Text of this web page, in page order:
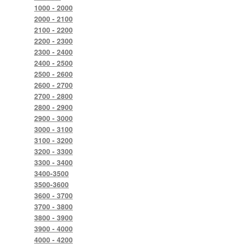
1000 - 2000
2000 - 2100
2100 - 2200
2200 - 2300
2300 - 2400
2400 - 2500
2500 - 2600
2600 - 2700
2700 - 2800
2800 - 2900
2900 - 3000
3000 - 3100
3100 - 3200
3200 - 3300
3300 - 3400
3400-3500
3500-3600
3600 - 3700
3700 - 3800
3800 - 3900
3900 - 4000
4000 - 4200